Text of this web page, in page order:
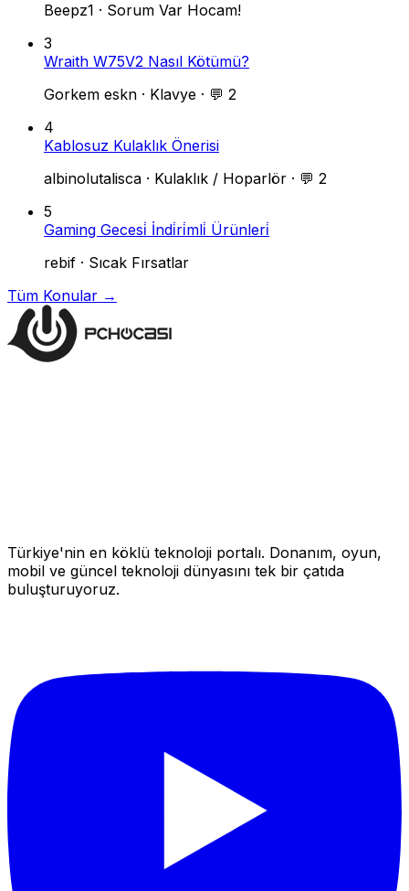
Beepz1 · Sorum Var Hocam!
3
Wraith W75V2 Nasıl Kötümü?
Gorkem eskn · Klavye · 💬 2
4
Kablosuz Kulaklık Önerisi
albinolutalisca · Kulaklık / Hoparlör · 💬 2
5
Gaming Gecesi̇ İndi̇ri̇mli̇ Ürünleri̇
rebif · Sıcak Fırsatlar
Tüm Konular →
Türkiye'nin en köklü teknoloji portalı. Donanım, oyun,
mobil ve güncel teknoloji dünyasını tek bir çatıda
buluşturuyoruz.